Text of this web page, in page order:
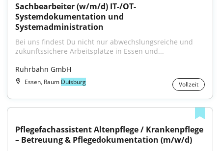
Sachbearbeiter (w/m/d) IT-/OT-
Systemdokumentation und
Systemadministration
Bei uns findest Du nicht nur abwechslungsreiche und
zukunftssichere Arbeitsplätze in Essen und...
Ruhrbahn GmbH
Essen, Raum Duisburg Vollzeit
Pflegefachassistent Altenpflege / Krankenpflege
– Betreuung & Pflegedokumentation (m/w/d)